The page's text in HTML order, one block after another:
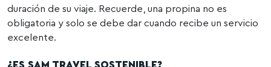
duración de su viaje. Recuerde, una propina no es
obligatoria y solo se debe dar cuando recibe un servicio
excelente.
¿ES SAM TRAVEL SOSTENIBLE?